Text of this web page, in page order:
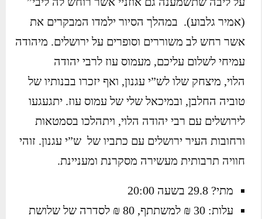
(אמיר גלבוע). במהלך הסיור ילמדו המבקרים את
אשר רחש לב משוררים וסופרים על ירושלים. מיהודה
עמיחי לשלום עליכם, מעמוס עוז לרבי יהודה
הלוי, מיצחק שלו לש”י עגנון, ואף יזכרו בבנותיו של
טוביה החלבן, ובמיכאל שלי של עמוס עוז. יתגעגעו
לירושלים עם רבי יהודה הלוי, ויתהלכו בסמטאות
ורחובות העיר ירושלים עם כתביו של ש”י עגנון. זוהי
חוויה תרבותית מעשירה מסקרנת ומעניינת.
מתי? 29.8 בשעה 20:00
עלות: 30 ₪ למשתתף, 80 ₪ לסדרה של שלושת